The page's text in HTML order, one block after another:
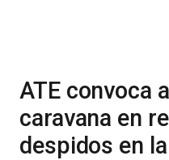
ATE convoca
caravana en
despidos en